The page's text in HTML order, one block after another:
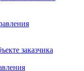
заказчика